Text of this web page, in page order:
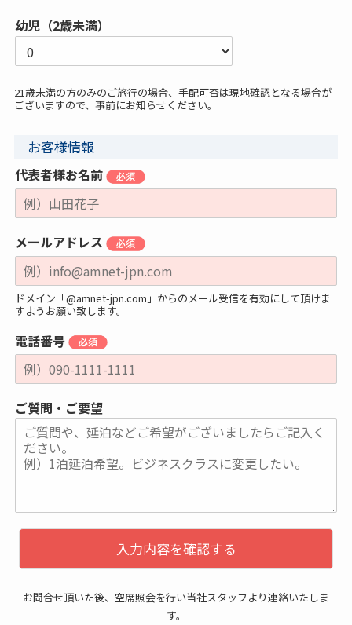
幼児（2歳未満）
21歳未満の方のみのご旅行の場合、手配可否は現地確認となる場合が
ございますので、事前にお知らせください。
お客様情報
代表者様お名前
メールアドレス
ドメイン「@amnet-jpn.com」からのメール受信を有効にして頂けま
すようお願い致します。
電話番号
ご質問・ご要望
入力内容を確認する
お問合せ頂いた後、空席照会を行い当社スタッフより連絡いたしま
す。